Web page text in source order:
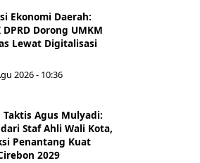
Ekonomi Daerah:
Dorong UMKM
Lewat Digitalisasi
2026 - 10:36
Taktis Agus Mulyadi:
Staf Ahli Wali Kota,
Penantang Kuat
2029